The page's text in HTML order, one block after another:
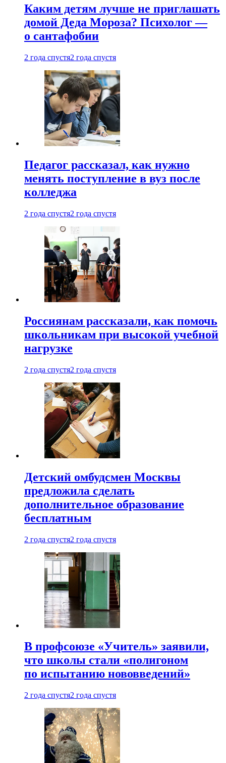
Каким детям лучше не приглашать
домой Деда Мороза? Психолог —
о сантафобии
2 года спустя2 года спустя
Педагог рассказал, как нужно
менять поступление в вуз после
колледжа
2 года спустя2 года спустя
Россиянам рассказали, как помочь
школьникам при высокой учебной
нагрузке
2 года спустя2 года спустя
Детский омбудсмен Москвы
предложила сделать
дополнительное образование
бесплатным
2 года спустя2 года спустя
В профсоюзе «Учитель» заявили,
что школы стали «полигоном
по испытанию нововведений»
2 года спустя2 года спустя